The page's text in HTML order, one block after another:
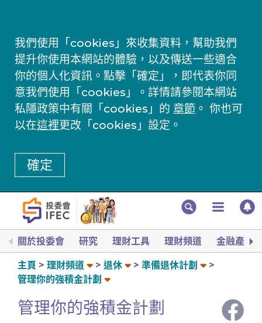
我們使用「cookies」來收集資料，幫助我們
提升你使用本網站的體驗，以及傳送一些適合
你的個人化資訊。點擊「確定」，即代表你同
意我們使用「cookies」。詳情請參閱本網站
私隱政策中有關「cookies」的 章節 。 你也可
以在這裡更改「cookies」設定。
確定
關於投委會 研究 理財工具 理財頻道 金融產品
主頁 理財頻道 退休
準備退休計劃
管理你的強積金計劃
管理你的強積金計劃